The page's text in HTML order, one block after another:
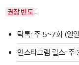
권장 빈도 :
틱톡: 주 5~7회 (일
인스타그램 릴스: 주